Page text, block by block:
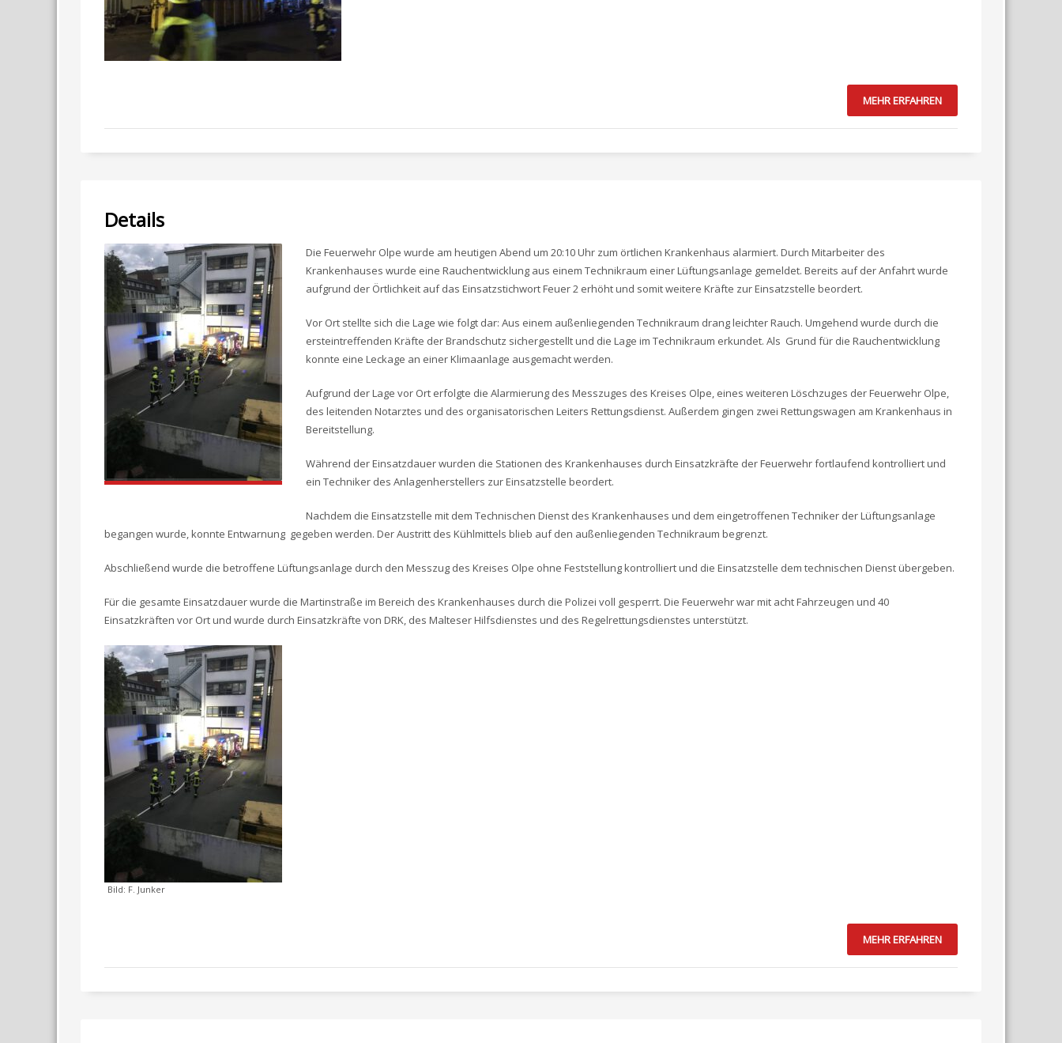
MEHR ERFAHREN
Details
Die Feuerwehr Olpe wurde am heutigen Abend um 20:10 Uhr zum örtlichen Krankenhaus alarmiert. Durch Mitarbeiter des
Krankenhauses wurde eine Rauchentwicklung aus einem Technikraum einer Lüftungsanlage gemeldet. Bereits auf der Anfahrt wurde
aufgrund der Örtlichkeit auf das Einsatzstichwort Feuer 2 erhöht und somit weitere Kräfte zur Einsatzstelle beordert.
Vor Ort stellte sich die Lage wie folgt dar: Aus einem außenliegenden Technikraum drang leichter Rauch. Umgehend wurde durch die
ersteintreffenden Kräfte der Brandschutz sichergestellt und die Lage im Technikraum erkundet. Als Grund für die Rauchentwicklung
konnte eine Leckage an einer Klimaanlage ausgemacht werden.
Aufgrund der Lage vor Ort erfolgte die Alarmierung des Messzuges des Kreises Olpe, eines weiteren Löschzuges der Feuerwehr Olpe,
des leitenden Notarztes und des organisatorischen Leiters Rettungsdienst. Außerdem gingen zwei Rettungswagen am Krankenhaus in
Bereitstellung.
Während der Einsatzdauer wurden die Stationen des Krankenhauses durch Einsatzkräfte der Feuerwehr fortlaufend kontrolliert und
ein Techniker des Anlagenherstellers zur Einsatzstelle beordert.
Nachdem die Einsatzstelle mit dem Technischen Dienst des Krankenhauses und dem eingetroffenen Techniker der Lüftungsanlage
begangen wurde, konnte Entwarnung gegeben werden. Der Austritt des Kühlmittels blieb auf den außenliegenden Technikraum begrenzt.
Abschließend wurde die betroffene Lüftungsanlage durch den Messzug des Kreises Olpe ohne Feststellung kontrolliert und die Einsatzstelle dem technischen Dienst übergeben.
Für die gesamte Einsatzdauer wurde die Martinstraße im Bereich des Krankenhauses durch die Polizei voll gesperrt. Die Feuerwehr war mit acht Fahrzeugen und 40
Einsatzkräften vor Ort und wurde durch Einsatzkräfte von DRK, des Malteser Hilfsdienstes und des Regelrettungsdienstes unterstützt.
Bild: F. Junker
MEHR ERFAHREN